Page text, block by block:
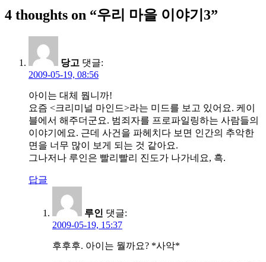
색
4 thoughts on “우리 마을 이야기3”
당고 댓글:
2009-05-19, 08:56
아이는 대체 뭡니까!
요즘 <크리미널 마인드>라는 미드를 보고 있어요. 케이
블에서 해주더군요. 범죄자를 프로파일링하는 사람들의
이야기에요. 근데 사건을 파헤치다 보면 인간의 추악한
면을 너무 많이 보게 되는 것 같아요.
그나저나 루인은 빨리빨리 진도가 나가네요, 흑.
답글
루인 댓글:
2009-05-19, 15:37
후후후. 아이는 뭘까요? *사악*